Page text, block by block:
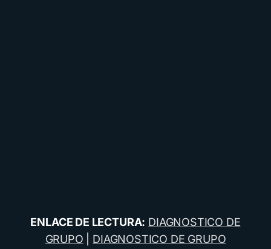
ENLACE DE LECTURA: DIAGNOSTICO DE
GRUPO
DIAGNOSTICO DE GRUPO